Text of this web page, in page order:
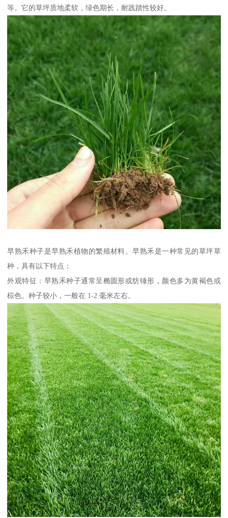
等。它的草坪质地柔软，绿色期长，耐践踏性较好。
早熟禾种子是早熟禾植物的繁殖材料。早熟禾是一种常见的草坪草
种，具有以下特点：
外观特征：早熟禾种子通常呈椭圆形或纺锤形，颜色多为黄褐色或
棕色。种子较小，一般在 1-2 毫米左右。